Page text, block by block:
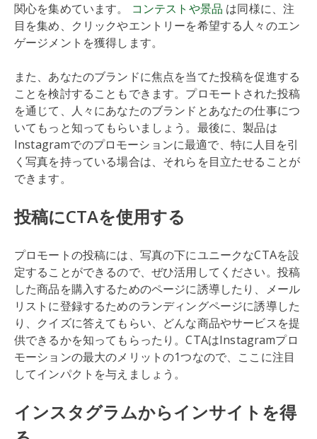
関心を集めています。
コンテストや景品 は同様に、注
目を集め、クリックやエントリーを希望する人々のエン
ゲージメントを獲得します。
また、あなたのブランドに焦点を当てた投稿を促進する
ことを検討することもできます。プロモートされた投稿
を通じて、人々にあなたのブランドとあなたの仕事につ
いてもっと知ってもらいましょう。最後に、製品は
Instagramでのプロモーションに最適で、特に人目を引
く写真を持っている場合は、それらを目立たせることが
できます。
投稿にCTAを使用する
プロモートの投稿には、写真の下にユニークなCTAを設
定することができるので、ぜひ活用してください。投稿
した商品を購入するためのページに誘導したり、メール
リストに登録するためのランディングページに誘導した
り、クイズに答えてもらい、どんな商品やサービスを提
供できるかを知ってもらったり。CTAはInstagramプロ
モーションの最大のメリットの1つなので、ここに注目
してインパクトを与えましょう。
インスタグラムからインサイトを得